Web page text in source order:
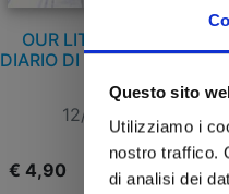
Questo sito
Utilizziamo i
nostro traffico.
di analisi dei
OUR LITTLE SISTER -
DIARIO DI KAMAKURA n. 1
12/04/2017
€ 4,90